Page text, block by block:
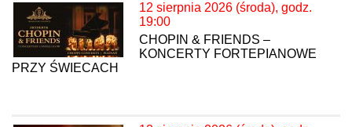
12 sierpnia 2026 (środa), godz.
19:00
CHOPIN & FRIENDS –
KONCERTY FORTEPIANOWE
PRZY ŚWIECACH